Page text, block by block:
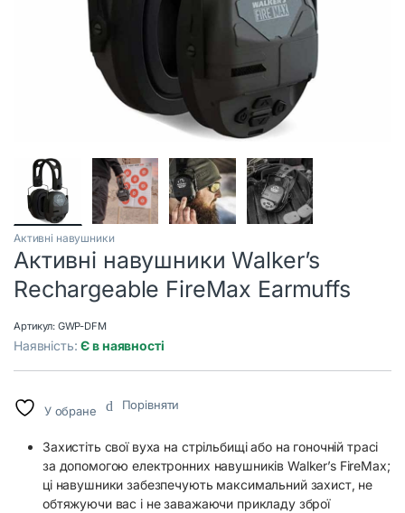
Активні навушники
Активні навушники Walker’s
Rechargeable FireMax Earmuffs
Артикул: GWP-DFM
Наявність:Є в наявності
У обране Порівняти
Захистіть свої вуха на стрільбищі або на гоночній трасі
за допомогою електронних навушників Walker’s FireMax;
ці навушники забезпечують максимальний захист, не
обтяжуючи вас і не заважаючи прикладу зброї